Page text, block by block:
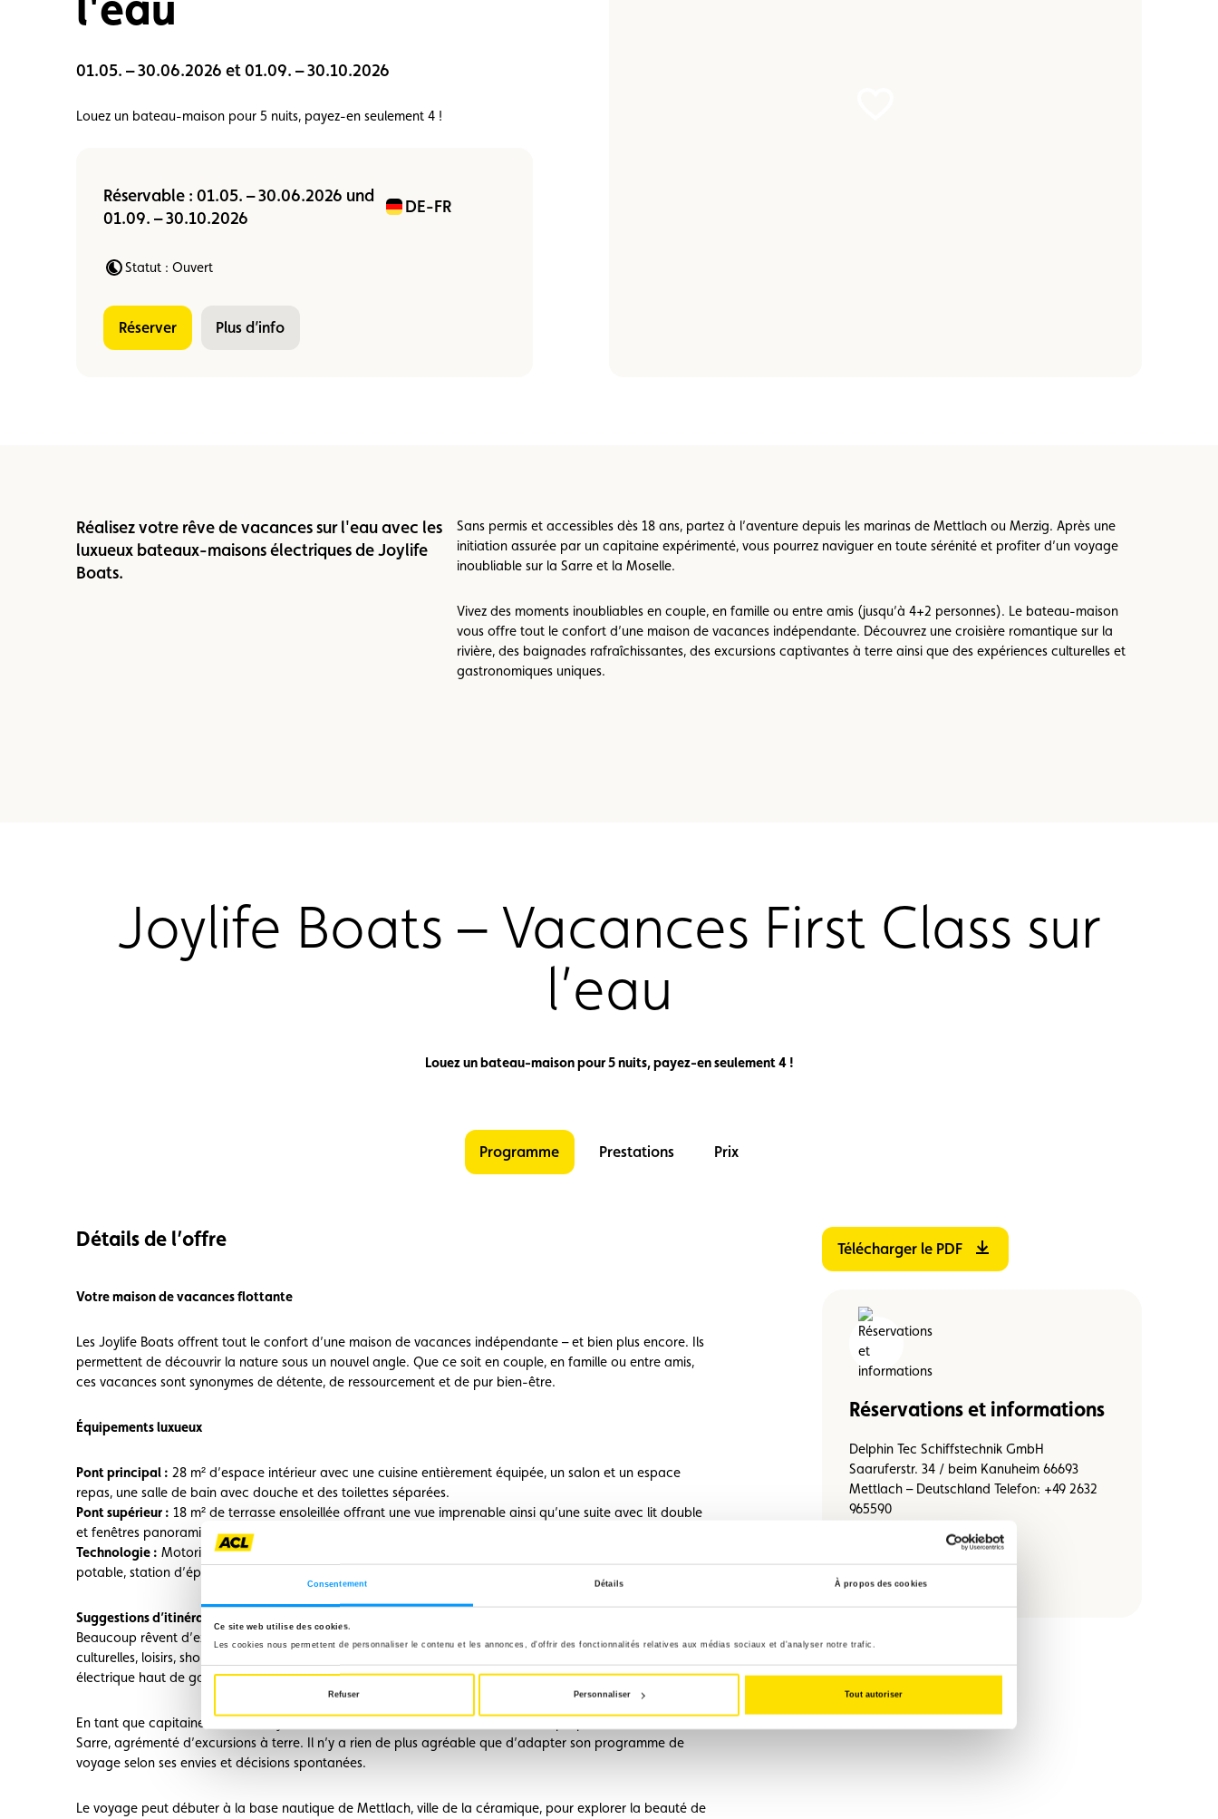
Consentement Détails À propos des cookies
Ce site web utilise des cookies.
Les cookies nous permettent de personnaliser le contenu et les annonces, d'offrir des fonctionnalités relatives aux médias sociaux et d'analyser notre trafic.
Refuser Personnaliser Tout autoriser
Carte membre
01.05. – 30.06.2026 et 01.09. – 30.10.2026
Louez un bateau-maison pour 5 nuits, payez-en seulement 4 !
Réservable : 01.05. – 30.06.2026 und
01.09. – 30.10.2026
DE-FR
Statut : Ouvert
réserver Plus d’info
Réalisez votre rêve de vacances sur l'eau avec les
luxueux bateaux-maisons électriques de Joylife
Boats.
Sans permis et accessibles dès 18 ans, partez à l’aventure depuis les marinas de Mettlach ou Merzig. Après une
initiation assurée par un capitaine expérimenté, vous pourrez naviguer en toute sérénité et profiter d’un voyage
inoubliable sur la Sarre et la Moselle.
Vivez des moments inoubliables en couple, en famille ou entre amis (jusqu’à 4+2 personnes). Le bateau-maison
vous offre tout le confort d’une maison de vacances indépendante. Découvrez une croisière romantique sur la
rivière, des baignades rafraîchissantes, des excursions captivantes à terre ainsi que des expériences culturelles et
gastronomiques uniques.
Joylife Boats – Vacances First Class sur
l’eau
Louez un bateau-maison pour 5 nuits, payez-en seulement 4 !
Programme Prestations Prix
Détails de l’offre
Votre maison de vacances flottante
Les Joylife Boats offrent tout le confort d’une maison de vacances indépendante – et bien plus encore. Ils
permettent de découvrir la nature sous un nouvel angle. Que ce soit en couple, en famille ou entre amis,
ces vacances sont synonymes de détente, de ressourcement et de pur bien-être.
Équipements luxueux
Pont principal : 28 m² d’espace intérieur avec une cuisine entièrement équipée, un salon et un espace
repas, une salle de bain avec douche et des toilettes séparées.
Pont supérieur : 18 m² de terrasse ensoleillée offrant une vue imprenable ainsi qu’une suite avec lit double
et fenêtres panoramiques.
Technologie : Motorisation électrique écologique, panneaux solaires, système de traitement de l’eau
potable, station d’épuration intégrée et connexion Wi-Fi pour une expérience en totale autonomie.
Suggestions d’itinéraires
Beaucoup rêvent d’explorer une nature préservée en naviguant sur une rivière, tout en combinant visites
culturelles, loisirs, shopping et découvertes gastronomiques. Ce rêve devient réalité avec un houseboat
électrique haut de gamme Joylife Boats, accessible sans permis dès l’âge de 18 ans.
En tant que capitaine de votre Joylife Boat, vous avez la liberté d’élaborer votre propre itinéraire sur la
Sarre, agrémenté d’excursions à terre. Il n’y a rien de plus agréable que d’adapter son programme de
voyage selon ses envies et décisions spontanées.
Le voyage peut débuter à la base nautique de Mettlach, ville de la céramique, pour explorer la beauté de
Télécharger le PDF
Réservations et informations
Delphin Tec Schiffstechnik GmbH
Saaruferstr. 34 / beim Kanuheim 66693
Mettlach – Deutschland Telefon: +49 2632
965590
Adresse e-mail